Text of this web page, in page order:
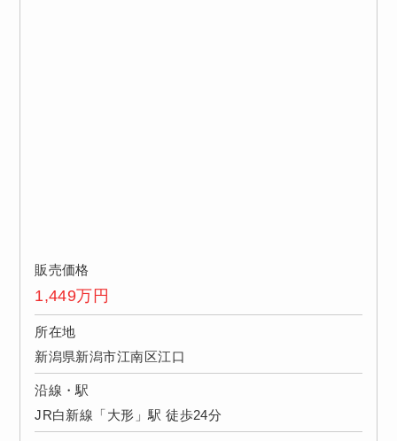
販売価格
1,449万円
所在地
新潟県新潟市江南区江口
沿線・駅
JR白新線「大形」駅 徒歩24分